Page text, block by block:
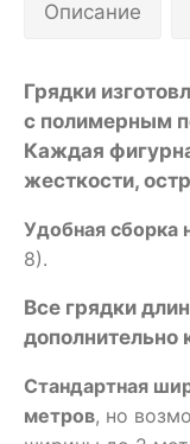
Описание
Грядки
с полимерным
Каждая
жесткости,
Удобная сборка
8).
Все грядки
дополнительно
Стандартная
метров, но